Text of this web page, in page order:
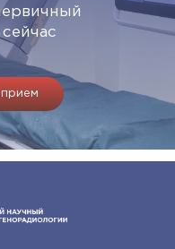
прием